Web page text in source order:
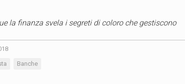
la finanza svela i segreti di coloro che gestiscono
Banche